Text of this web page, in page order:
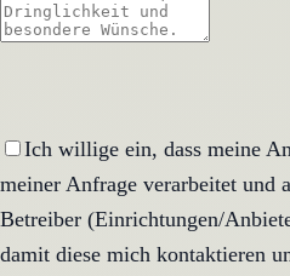
Ich willige ein, dass meine
meiner Anfrage verarbeitet und
Betreiber (Einrichtungen/
damit diese mich kontaktieren